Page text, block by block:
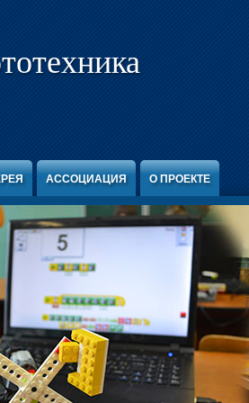
АССОЦИАЦИЯ О ПРОЕКТЕ